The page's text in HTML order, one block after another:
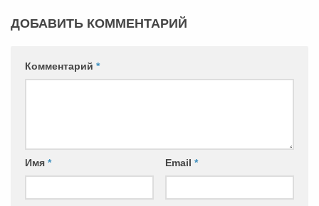
ДОБАВИТЬ КОММЕНТАРИЙ
Комментарий *
Имя * Email *